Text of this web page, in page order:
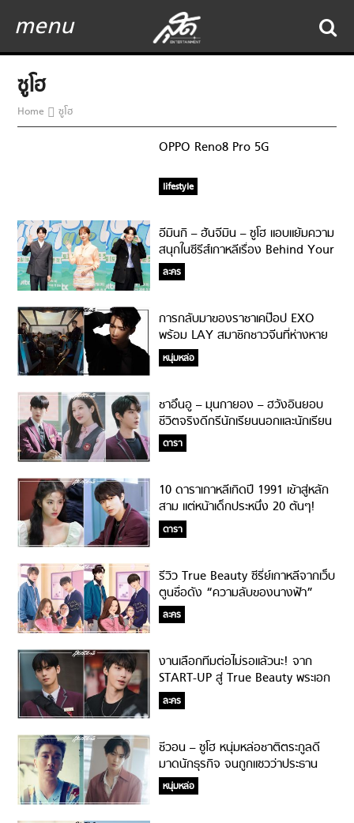
menu
ซูโฮ
Home ซูโฮ
OPPO Reno8 Pro 5G
lifestyle
อีมินกิ – ฮันจีมิน – ซูโฮ แอบแย้มความ
สนุกในซีรีส์เกาหลีเรื่อง Behind Your
Touch ที่ต้องตามชมทุกตอน
ละคร
การกลับมาของราชาเคป๊อป EXO
พร้อม LAY สมาชิกชาวจีนที่ห่างหาย
จากการทำงานวงไปนาน!
หนุ่มหล่อ
ชาอึนอู – มุนกายอง – ฮวังอินยอบ
ชีวิตจริงดีกรีนักเรียนนอกและนักเรียน
หัวกะทิ!
ดารา
10 ดาราเกาหลีเกิดปี 1991 เข้าสู่หลัก
สาม แต่หน้าเด็กประหนึ่ง 20 ต้นๆ!
ดารา
รีวิว True Beauty ซีรี่ย์เกาหลีจากเว็บ
ตูนชื่อดัง “ความลับของนางฟ้า”
ละคร
งานเลือกทีมต่อไม่รอแล้วนะ! จาก
START-UP สู่ True Beauty พระเอก
ก็ดี พระรองก็ใช่
ละคร
ชีวอน – ซูโฮ หนุ่มหล่อชาติตระกูลดี
มาดนักธุรกิจ จนถูกแซวว่าประธาน
ค่าย SM ในอนาคต
หนุ่มหล่อ